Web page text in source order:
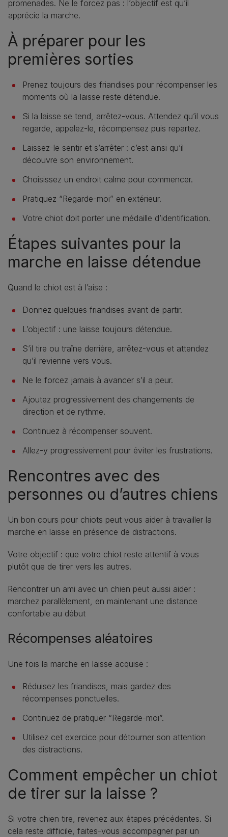
promenades. Ne le forcez pas : l’objectif est qu’il
apprécie la marche.
À préparer pour les
premières sorties
Prenez toujours des friandises pour récompenser les
moments où la laisse reste détendue.
Si la laisse se tend, arrêtez-vous. Attendez qu’il vous
regarde, appelez-le, récompensez puis repartez.
Laissez-le sentir et s’arrêter : c’est ainsi qu’il
découvre son environnement.
Choisissez un endroit calme pour commencer.
Pratiquez “Regarde-moi” en extérieur.
Votre chiot doit porter une médaille d’identification.
Étapes suivantes pour la
marche en laisse détendue
Quand le chiot est à l’aise :
Donnez quelques friandises avant de partir.
L’objectif : une laisse toujours détendue.
S’il tire ou traîne derrière, arrêtez-vous et attendez
qu’il revienne vers vous.
Ne le forcez jamais à avancer s’il a peur.
Ajoutez progressivement des changements de
direction et de rythme.
Continuez à récompenser souvent.
Allez-y progressivement pour éviter les frustrations.
Rencontres avec des
personnes ou d’autres chiens
Un bon cours pour chiots peut vous aider à travailler la
marche en laisse en présence de distractions.
Votre objectif : que votre chiot reste attentif à vous
plutôt que de tirer vers les autres.
Rencontrer un ami avec un chien peut aussi aider :
marchez parallèlement, en maintenant une distance
confortable au début
Récompenses aléatoires
Une fois la marche en laisse acquise :
Réduisez les friandises, mais gardez des
récompenses ponctuelles.
Continuez de pratiquer “Regarde-moi”.
Utilisez cet exercice pour détourner son attention
des distractions.
Comment empêcher un chiot
de tirer sur la laisse ?
Si votre chien tire, revenez aux étapes précédentes. Si
cela reste difficile, faites-vous accompagner par un